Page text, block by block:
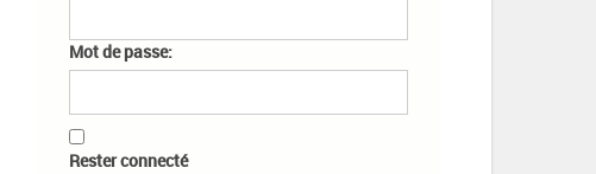
Mot de passe:
Rester connecté